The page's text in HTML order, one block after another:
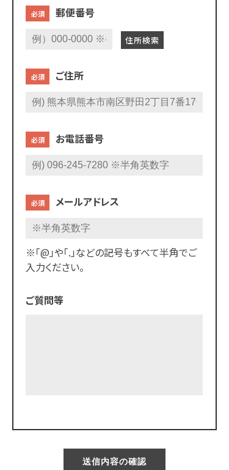
必須 郵便番号
住所検索
必須 ご住所
必須 お電話番号
必須 メールアドレス
※「@」や「.」などの記号もすべて半角でご
入力ください。
ご質問等